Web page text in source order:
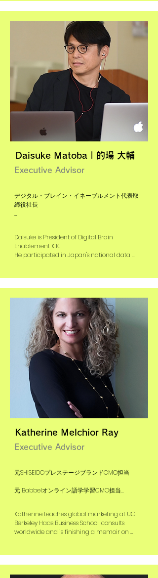
strategy to drive sustainable growth. She
drives enterprise transformation through
UI/UX strategy and internal capability
Daisuke Matoba | 的場 大輔
Executive Advisor
デジタル・ブレイン・イネーブルメント代表取
締役社長
グ・エクセレンス統括としてアート思考のビジ
ネス創出を手がける
部長、IBMビジネスコンサルティングサービス エ
ンタープライズアーキテクチャ部長
Daisuke is President of Digital Brain
Enablement K.K.
He participated in Japan's national data
2019, ideating social businesses with Art
Thinking
Former SAP Japan Public Sector VP,
Accenture Public Sector Partner, Oracle SOA
Director, IBM Business Consulting Services
Enterprise Architecture Director
Katherine Melchior Ray
Executive Advisor
元SHISEIDOプレステージブランドCMO担当
元 Babbelオンライン語学学習CMO担当
現在UC Berkeley Haasビジネス スクール・グロ
Katherine teaches global marketing at UC
Berkeley Haas Business School, consults
worldwide and is finishing a memoir on